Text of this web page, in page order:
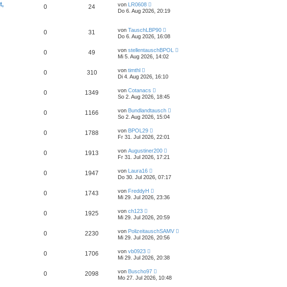
0 24 von LR0608
Do 6. Aug 2026, 20:19
0 31 von TauschLBP90
Do 6. Aug 2026, 16:08
0 49 von stellentauschBPOL
Mi 5. Aug 2026, 14:02
0 310 von timthl
Di 4. Aug 2026, 16:10
0 1349 von Cotanacs
So 2. Aug 2026, 18:45
0 1166 von Bundlandtausch
So 2. Aug 2026, 15:04
0 1788 von BPOL29
Fr 31. Jul 2026, 22:01
0 1913 von Augustiner200
Fr 31. Jul 2026, 17:21
0 1947 von Laura16
Do 30. Jul 2026, 07:17
0 1743 von FreddyH
Mi 29. Jul 2026, 23:36
0 1925 von ch123
Mi 29. Jul 2026, 20:59
0 2230 von PolizeitauschSAMV
Mi 29. Jul 2026, 20:56
0 1706 von vb0923
Mi 29. Jul 2026, 20:38
0 2098 von Buscho97
Mo 27. Jul 2026, 10:48